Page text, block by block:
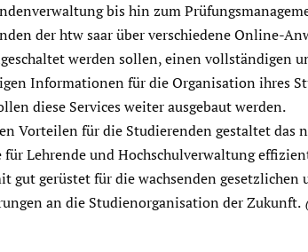
bis hin zum
der htw saar über verschiedene Online-
werden sollen, einen vollständigen
Informationen für die Organisation ihres
diese Services weiter ausgebaut werden.
Vorteilen für die Studierenden gestaltet das
für Lehrende und Hochschulverwaltung
gut gerüstet für die wachsenden gesetzlichen
an die Studienorganisation der Zukunft.